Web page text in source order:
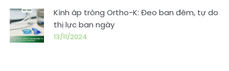
Kính áp tròng Ortho-K: Đeo ban đêm, tự do
thị lực ban ngày
13/11/2024